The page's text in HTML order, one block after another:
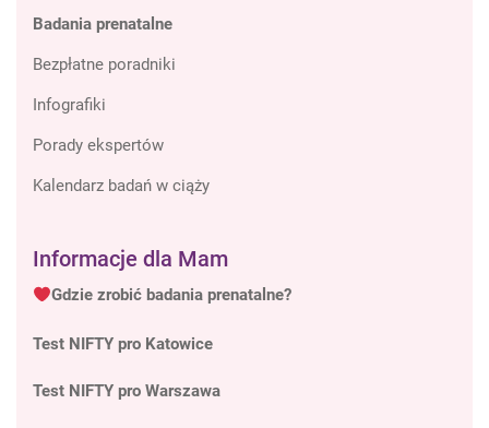
Badania prenatalne
Bezpłatne poradniki
Infografiki
Porady ekspertów
Kalendarz badań w ciąży
Informacje dla Mam
Gdzie zrobić badania prenatalne?
Test NIFTY pro Katowice
Test NIFTY pro Warszawa